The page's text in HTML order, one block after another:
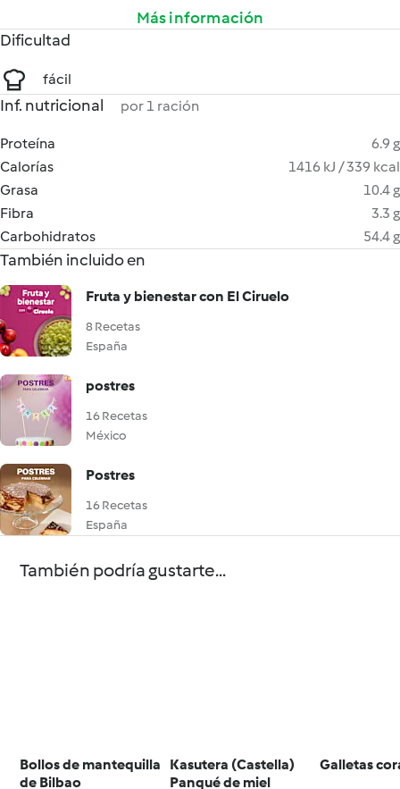
Más información
Dificultad
fácil
Inf. nutricional por 1 ración
Proteína
6.9 g
Calorías
1416 kJ / 339 kcal
Grasa
10.4 g
Fibra
3.3 g
Carbohidratos
54.4 g
También incluido en
Fruta y bienestar con El Ciruelo
8 Recetas
España
postres
16 Recetas
México
Postres
16 Recetas
España
También podría gustarte...
Bollos de mantequilla
de Bilbao
Kasutera (Castella)
Panqué de miel
Galletas